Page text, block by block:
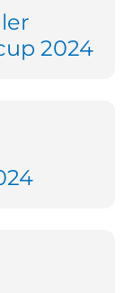
2024